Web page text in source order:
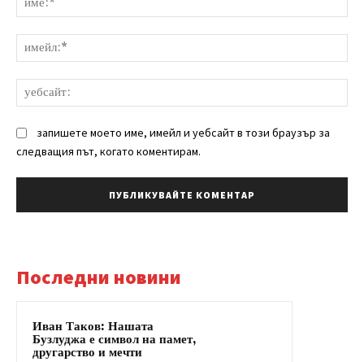
запишете моето име, имейл и уебсайт в този браузър за
следващия път, когато коментирам.
Последни новини
Иван Таков: Нашата
Бузлуджа е символ на памет,
другарство и мечти